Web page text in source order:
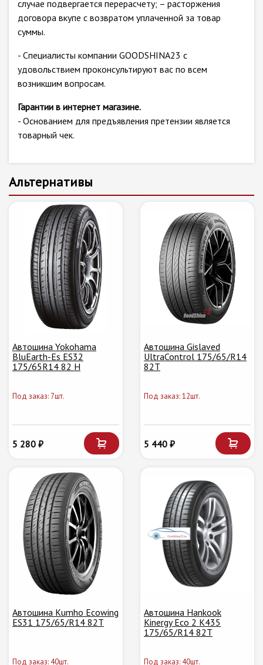
случае подвергается перерасчету; – расторжения
договора вкупе с возвратом уплаченной за товар
суммы.
- Специалисты компании GOODSHINA23 с
удовольствием проконсультируют вас по всем
возникшим вопросам.
Гарантии в интернет магазине.
- Основанием для предъявления претензии является
товарный чек.
Альтернативы
Автошина Yokohama
BluEarth-Es ES32
175/65R14 82 H
Под заказ: 7шт.
5 280 ₽
Автошина Gislaved
UltraControl 175/65/R14
82T
Под заказ: 12шт.
5 440 ₽
Автошина Kumho Ecowing
ES31 175/65/R14 82T
Под заказ: 40шт.
Автошина Hankook
Kinergy Eco 2 K435
175/65/R14 82T
Под заказ: 40шт.